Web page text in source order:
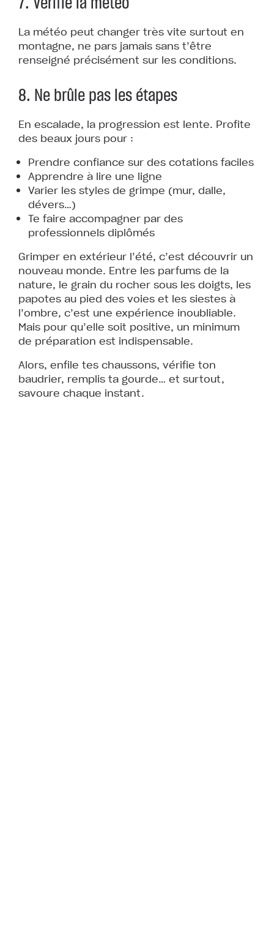
La météo peut changer très vite surtout en
montagne, ne pars jamais sans t’être
renseigné précisément sur les conditions.
8. Ne brûle pas les étapes
En escalade, la progression est lente. Profite
des beaux jours pour :
Prendre confiance sur des cotations faciles
Apprendre à lire une ligne
Varier les styles de grimpe (mur, dalle,
dévers…)
Te faire accompagner par des
professionnels diplômés
Grimper en extérieur l’été, c’est découvrir un
nouveau monde. Entre les parfums de la
nature, le grain du rocher sous les doigts, les
papotes au pied des voies et les siestes à
l’ombre, c’est une expérience inoubliable.
Mais pour qu’elle soit positive, un minimum
de préparation est indispensable.
Alors, enfile tes chaussons, vérifie ton
baudrier, remplis ta gourde… et surtout,
savoure chaque instant.